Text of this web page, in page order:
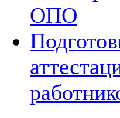
ОПО